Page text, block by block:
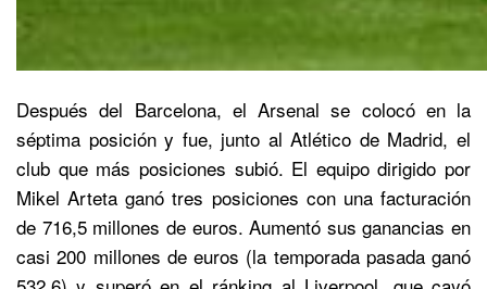
Después del Barcelona, el Arsenal se colocó en la
séptima posición y fue, junto al Atlético de Madrid, el
club que más posiciones subió. El equipo dirigido por
Mikel Arteta ganó tres posiciones con una facturación
de 716,5 millones de euros. Aumentó sus ganancias en
casi 200 millones de euros (la temporada pasada ganó